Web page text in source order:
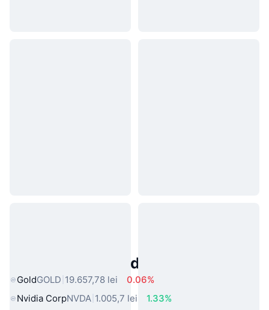
Active Populare din Lumea Reală
GoldGOLD 19.657,78 lei
0.06%
Nvidia CorpNVDA 1.005,7 lei
1.33%